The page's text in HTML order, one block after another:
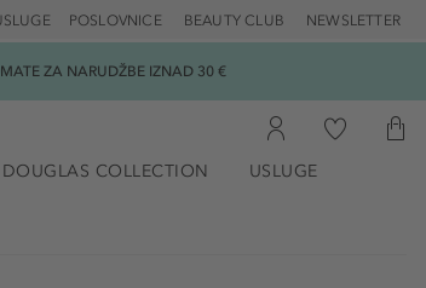
POSLOVNICE BEAUTY CLUB NEWSLETTER
ZA NARUDŽBE IZNAD 30 €
DOUGLAS COLLECTION USLUGE